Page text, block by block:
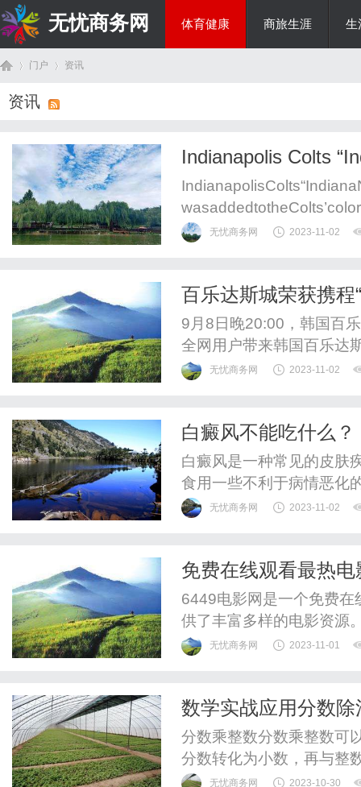
无忧商务网 体育健康 商旅生涯 生
门户 资讯
资讯
Indianapolis Colts
无忧商务网 2023-11-02
百乐达斯城荣获携程
9月8日晚20:00，韩国百
全网用户带来韩国百乐达
900万的热度，点赞数突
的“2023携程集团全球合
无忧商务网 2023-11-02
白癜风不能吃什么？
白癜风是一种常见的皮肤
食用一些不利于病情恶化
用的食物。1.辛辣食物：
响。因此，患者应避免食
无忧商务网 2023-11-02
免费在线观看最热
6449电影网是一个免费
供了丰富多样的电影资源
要娱乐方式之一，而6449
片、科幻片还是恐怖片，
无忧商务网 2023-11-01
数学实战应用分数
分数乘整数分数乘整数可
分数转化为小数，再与整
数与分数的分子相乘，再
无忧商务网 2023-10-30